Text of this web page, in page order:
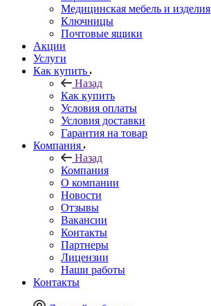
Медицинская мебель и изделия
Ключницы
Почтовые ящики
Акции
Услуги
Как купить
Назад
Как купить
Условия оплаты
Условия доставки
Гарантия на товар
Компания
Назад
Компания
О компании
Новости
Отзывы
Вакансии
Контакты
Партнеры
Лицензии
Наши работы
Контакты